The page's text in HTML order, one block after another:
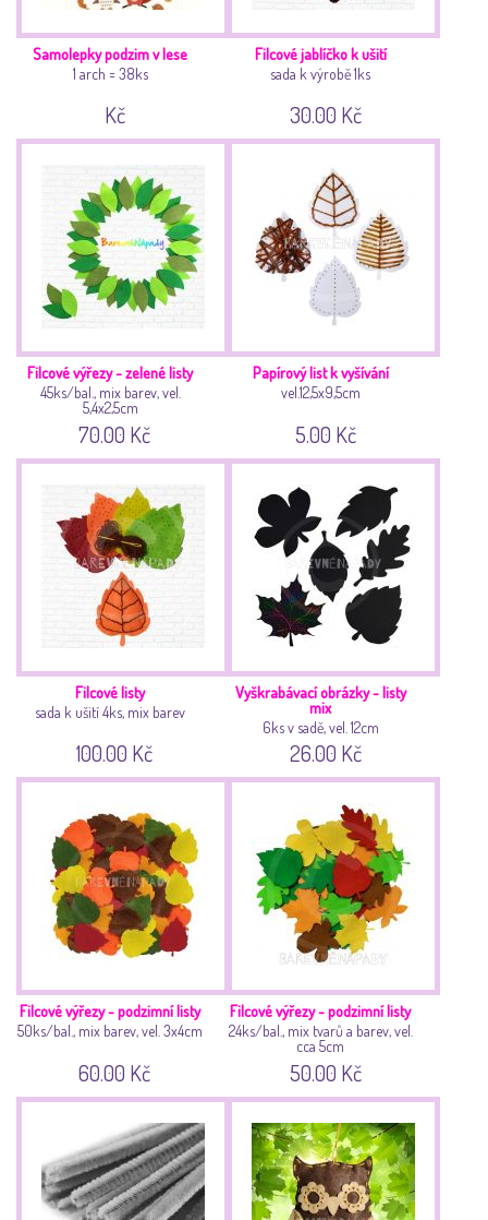
Samolepky podzim v lese
1 arch = 38ks
Kč
Filcové jablíčko k ušití
sada k výrobě 1ks
30.00 Kč
Filcové výřezy - zelené listy
45ks/bal., mix barev, vel.
5,4x2,5cm
70.00 Kč
Papírový list k vyšívání
vel.12,5x9,5cm
5.00 Kč
Filcové listy
sada k ušití 4ks, mix barev
100.00 Kč
Vyškrabávací obrázky - listy
mix
6ks v sadě, vel. 12cm
26.00 Kč
Filcové výřezy - podzimní listy
50ks/bal., mix barev, vel. 3x4cm
60.00 Kč
Filcové výřezy - podzimní listy
24ks/bal., mix tvarů a barev, vel.
cca 5cm
50.00 Kč